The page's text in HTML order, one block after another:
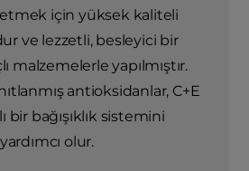
etmek için yüksek kaliteli
ve lezzetli, besleyici bir
malzemelerle yapılmıştır.
antioksidanlar, C+E
bir bağışıklık sistemini
olur.